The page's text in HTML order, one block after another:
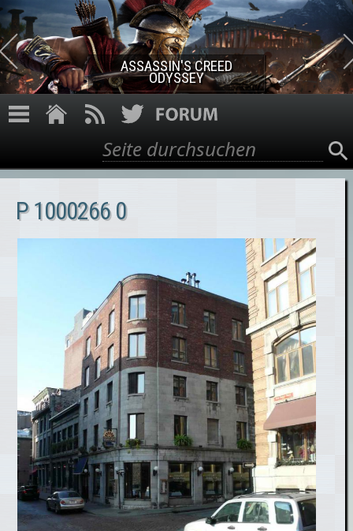
Direkt zum Inhalt
ASSASSIN'S CREED ROGUE
REMASTERED
Suchformular
Suche
P 1000266 0